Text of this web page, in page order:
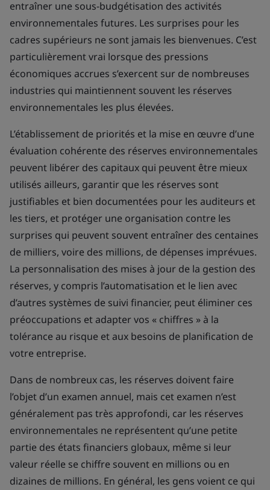
entraîner une sous-budgétisation des activités
environnementales futures. Les surprises pour les
cadres supérieurs ne sont jamais les bienvenues. C’est
particulièrement vrai lorsque des pressions
économiques accrues s’exercent sur de nombreuses
industries qui maintiennent souvent les réserves
environnementales les plus élevées.
L’établissement de priorités et la mise en œuvre d’une
évaluation cohérente des réserves environnementales
peuvent libérer des capitaux qui peuvent être mieux
utilisés ailleurs, garantir que les réserves sont
justifiables et bien documentées pour les auditeurs et
les tiers, et protéger une organisation contre les
surprises qui peuvent souvent entraîner des centaines
de milliers, voire des millions, de dépenses imprévues.
La personnalisation des mises à jour de la gestion des
réserves, y compris l’automatisation et le lien avec
d’autres systèmes de suivi financier, peut éliminer ces
préoccupations et adapter vos « chiffres » à la
tolérance au risque et aux besoins de planification de
votre entreprise.
Dans de nombreux cas, les réserves doivent faire
l’objet d’un examen annuel, mais cet examen n’est
généralement pas très approfondi, car les réserves
environnementales ne représentent qu’une petite
partie des états financiers globaux, même si leur
valeur réelle se chiffre souvent en millions ou en
dizaines de millions. En général, les gens voient ce qui